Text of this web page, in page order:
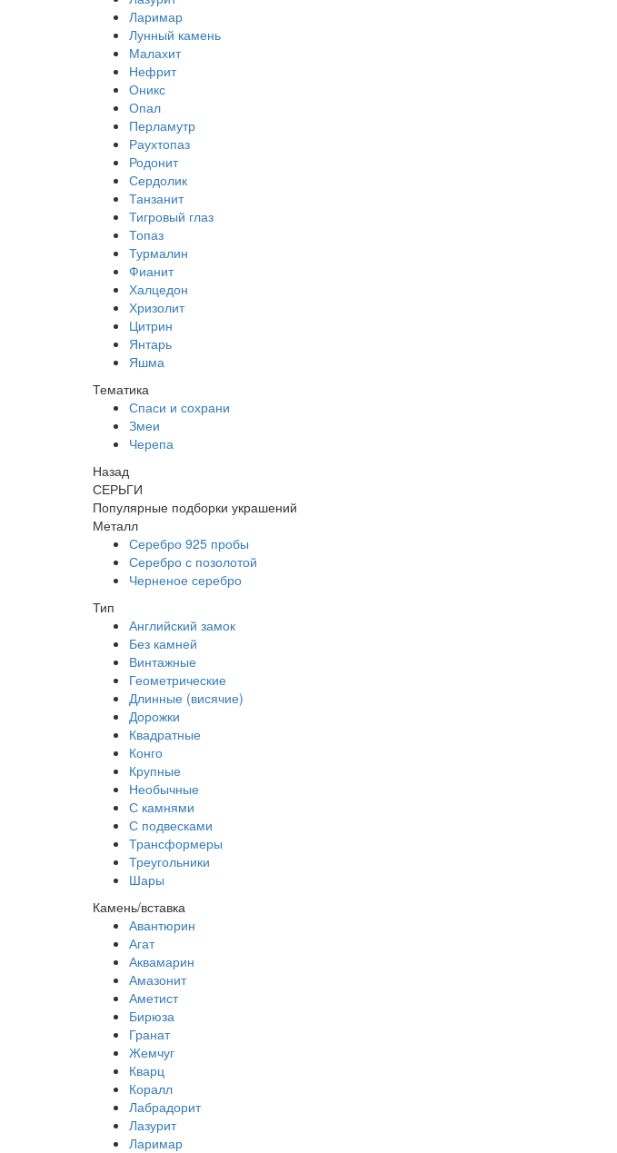
Ларимар
Лунный камень
Малахит
Нефрит
Оникс
Опал
Перламутр
Раухтопаз
Родонит
Сердолик
Танзанит
Тигровый глаз
Топаз
Турмалин
Фианит
Халцедон
Хризолит
Цитрин
Янтарь
Яшма
Тематика
Спаси и сохрани
Змеи
Черепа
Назад
СЕРЬГИ
Популярные подборки украшений
Металл
Серебро 925 пробы
Серебро с позолотой
Черненое серебро
Тип
Английский замок
Без камней
Винтажные
Геометрические
Длинные (висячие)
Дорожки
Квадратные
Конго
Крупные
Необычные
С камнями
С подвесками
Трансформеры
Треугольники
Шары
Камень/вставка
Авантюрин
Агат
Аквамарин
Амазонит
Аметист
Бирюза
Гранат
Жемчуг
Кварц
Коралл
Лабрадорит
Лазурит
Ларимар